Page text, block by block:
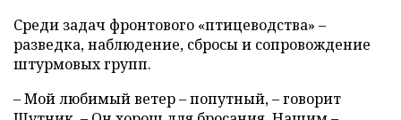
Среди задач фронтового «птицеводства» –
разведка, наблюдение, сбросы и сопровождение
штурмовых групп.
– Мой любимый ветер – попутный, – говорит